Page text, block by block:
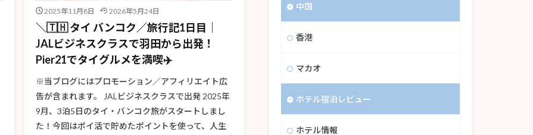
2025年11月8日 2026年5月24日
＼🇹🇭 タイ バンコク／旅行記1日目｜
JALビジネスクラスで羽田から出発！
Pier21でタイグルメを満喫✈️
※当ブログにはプロモーション／アフィリエイト広
告が含まれます。 JALビジネスクラスで出発 2025年
9月、3泊5日のタイ・バンコク旅がスタートしまし
た！今回はポイ活で貯めたポイントを使って、人生
中国
香港
マカオ
ホテル宿泊レビュー
ホテル情報